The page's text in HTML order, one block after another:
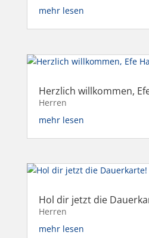
mehr lesen
Herzlich willkommen,
Herren
mehr lesen
Hol dir jetzt die
Herren
mehr lesen